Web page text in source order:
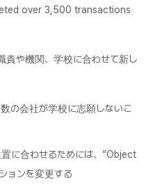
over 3,500 transactions
責や機関、学校に合わせて新し
の会社が学校に志願しないこ
に合わせるためには、“Object
ョンを変更する